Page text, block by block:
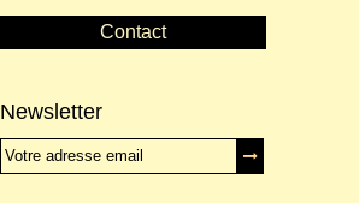
Contact
Newsletter